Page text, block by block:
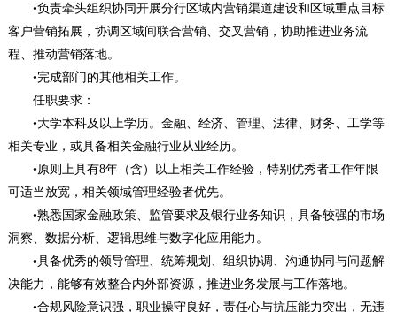
•负责牵头组织协同开展分行区域内营销渠道建设和区域重点目标
客户营销拓展，协调区域间联合营销、交叉营销，协助推进业务流
程、推动营销落地。
•完成部门的其他相关工作。
任职要求：
•大学本科及以上学历。金融、经济、管理、法律、财务、工学等
相关专业，或具备相关金融行业从业经历。
•原则上具有8年（含）以上相关工作经验，特别优秀者工作年限
可适当放宽，相关领域管理经验者优先。
•熟悉国家金融政策、监管要求及银行业务知识，具备较强的市场
洞察、数据分析、逻辑思维与数字化应用能力。
•具备优秀的领导管理、统筹规划、组织协调、沟通协同与问题解
决能力，能够有效整合内外部资源，推进业务发展与工作落地。
•合规风险意识强，职业操守良好，责任心与抗压能力突出，无违